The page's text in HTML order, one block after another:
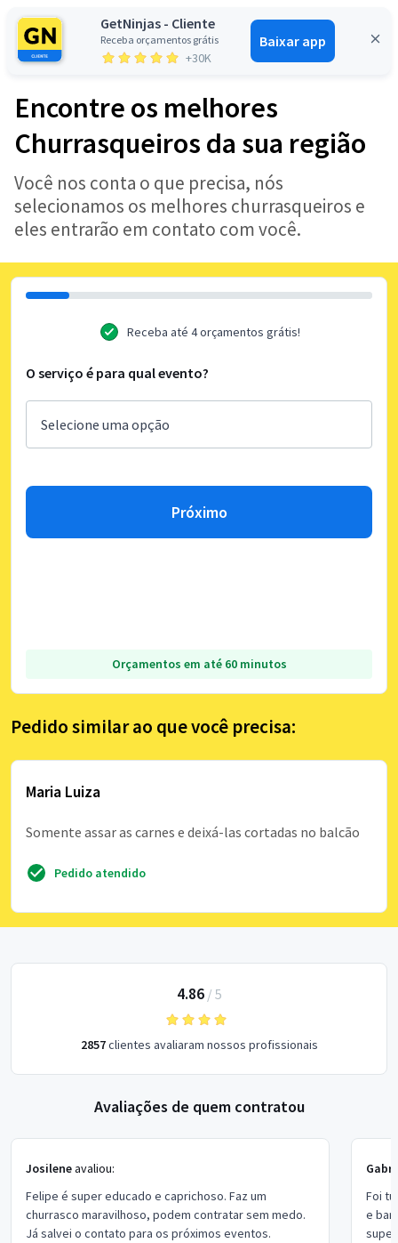
GetNinjas - Cliente
Receba orçamentos grátis
+30K
Baixar app
Entrar
Encontre os melhores
Churrasqueiros da sua região
Você nos conta o que precisa, nós
selecionamos os melhores churrasqueiros e
eles entrarão em contato com você.
Receba até 4 orçamentos grátis!
O serviço é para qual evento?
Próximo
Orçamentos em até 60 minutos
Pedido similar ao que você precisa:
Maria Luiza
Somente assar as carnes e deixá-las cortadas no balcão
Pedido atendido
4.86/ 5
2857clientes avaliaram nossos profissionais
Avaliações de quem contratou
Josileneavaliou:
Felipe é super educado e caprichoso. Faz um
churrasco maravilhoso, podem contratar sem medo.
Já salvei o contato para os próximos eventos.
Foi
e